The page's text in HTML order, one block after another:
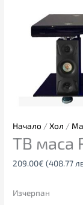
Начало /Хол /
ТВ маса
209.00€ (408.77
Изчерпан